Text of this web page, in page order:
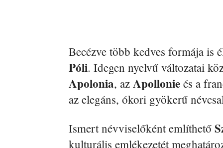
Becézve több kedves formája is
Póli. Idegen nyelvű változatai
Apolonia, az Apollonie és a
az elegáns, ókori gyökerű
Ismert névviselőként említhető
kulturális emlékezetét